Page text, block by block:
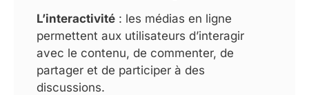
L’interactivité : les médias en ligne
permettent aux utilisateurs d’interagir
avec le contenu, de commenter, de
partager et de participer à des
discussions.